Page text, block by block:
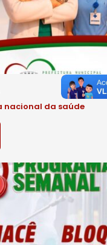
nacional da saúde